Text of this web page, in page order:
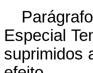
Especial
suprimidos